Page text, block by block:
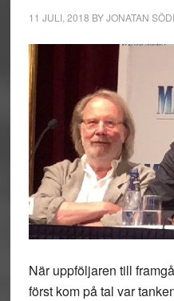
11 JULI, 2018 BYJONATAN
När uppföljaren till
först kom på tal var